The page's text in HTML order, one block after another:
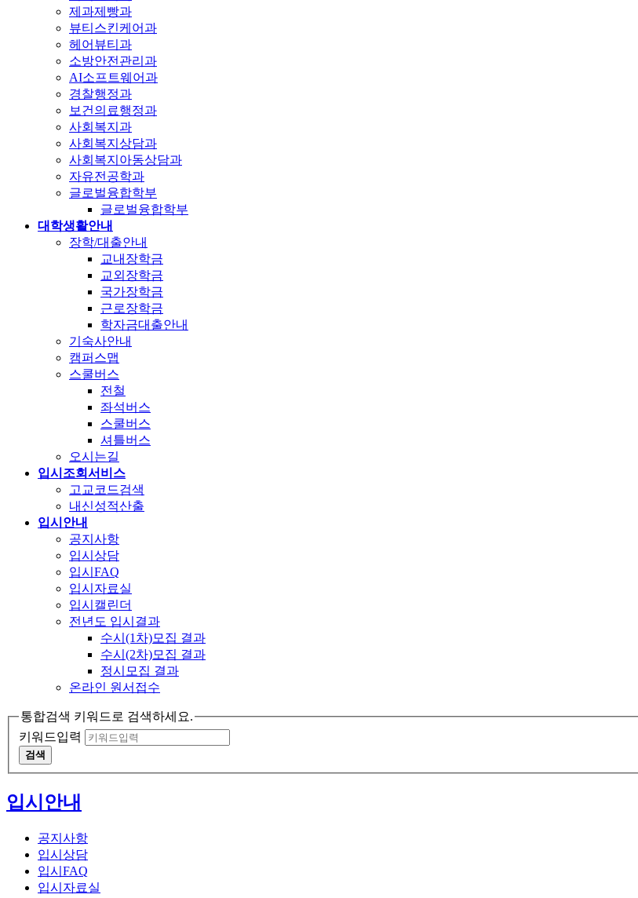
제과제빵과
뷰티스킨케어과
헤어뷰티과
소방안전관리과
AI소프트웨어과
경찰행정과
보건의료행정과
사회복지과
사회복지상담과
사회복지아동상담과
자유전공학과
글로벌융합학부
글로벌융합학부
대학생활안내
장학/대출안내
교내장학금
교외장학금
국가장학금
근로장학금
학자금대출안내
기숙사안내
캠퍼스맵
스쿨버스
전철
좌석버스
스쿨버스
셔틀버스
오시는길
입시조회서비스
고교코드검색
내신성적산출
입시안내
공지사항
입시상담
입시FAQ
입시자료실
입시캘린더
전년도 입시결과
수시(1차)모집 결과
수시(2차)모집 결과
정시모집 결과
온라인 원서접수
통합검색 키워드로 검색하세요.
키워드입력
검색
입시안내
공지사항
입시상담
입시FAQ
입시자료실